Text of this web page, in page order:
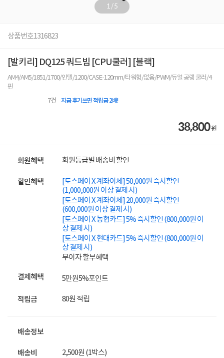
1/5
상품번호1316823
[발키리] DQ125 쿼드빔 [CPU쿨러] [블랙]
AM4/AM5/1851/1700/인텔/1200/CASE-120mm/타워형/없음/PWM/듀얼 공랭 쿨러/4
핀
7건 지금 후기쓰면 적립금 2배!
38,800원
회원혜택 회원등급별 배송비 할인
할인혜택
[토스페이 X 계좌이체] 50,000원 즉시할인
(1,000,000원 이상 결제 시)
[토스페이 X 계좌이체] 20,000원 즉시할인
(600,000원 이상 결제 시)
[토스페이 X 농협카드] 5% 즉시할인 (800,000원 이
상 결제 시)
[토스페이 X 현대카드] 5% 즉시할인 (800,000원 이
상 결제 시)
무이자 할부혜택
결제혜택 5만원5%포인트
적립금 80원 적립
배송정보
배송비 2,500원 (1박스)